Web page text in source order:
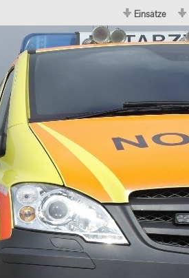
Einsätze